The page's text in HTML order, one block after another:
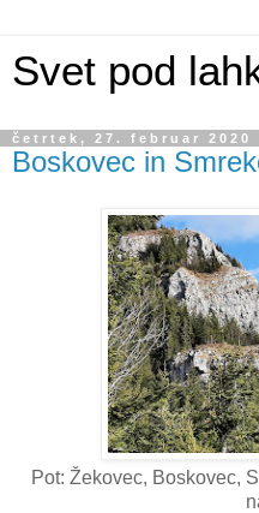
Svet pod
četrtek, 27. februar 2020
Boskovec in
Pot: Žekovec, Boskovec,